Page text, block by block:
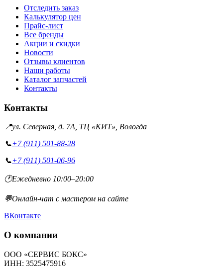
Отследить заказ
Калькулятор цен
Прайс-лист
Все бренды
Акции и скидки
Новости
Отзывы клиентов
Наши работы
Каталог запчастей
Контакты
Контакты
📍ул. Северная, д. 7А, ТЦ «КИТ», Вологда
📞+7 (911) 501-88-28
📞+7 (911) 501-06-96
🕐Ежедневно 10:00–20:00
💬Онлайн-чат с мастером на сайте
ВКонтакте
О компании
ООО «СЕРВИС БОКС»
ИНН: 3525475916